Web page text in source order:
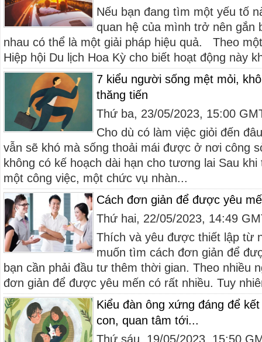
Nếu bạn đang tìm một yếu tố
quan hệ của mình trở nên gắn
nhau có thể là một giải pháp hiệu quả. Theo
Hiệp hội Du lịch Hoa Kỳ cho biết hoạt động này
7 kiểu người sống mệt mỏi,
thăng tiến
Thứ ba, 23/05/2023, 15:00
Cho dù có làm việc giỏi đến
vẫn sẽ khó mà sống thoải mái được ở nơi công
không có kế hoạch dài hạn cho tương lai Sau
một công việc, một chức vụ nhàn...
Cách đơn giản để được yêu
Thứ hai, 22/05/2023, 14:49
Thích và yêu được thiết lập từ
muốn tìm cách đơn giản để
bạn cần phải đầu tư thêm thời gian. Theo nhiều
đơn giản để được yêu mến có rất nhiều. Tuy
Kiểu đàn ông xứng đáng để
con, quan tâm tới...
Thứ sáu, 19/05/2023, 15:50